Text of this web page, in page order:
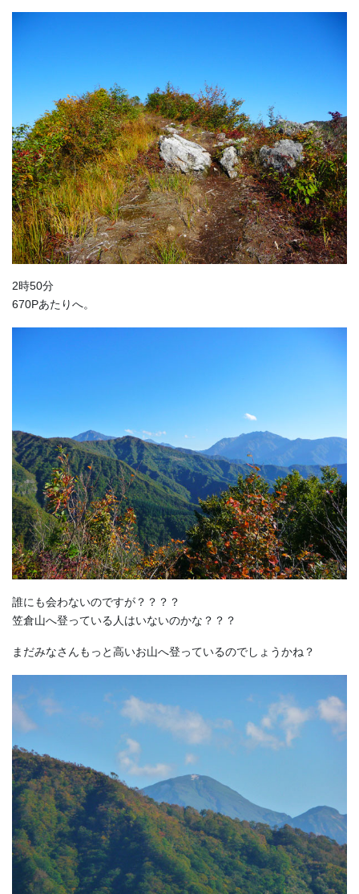
2時50分
670Pあたりへ。
誰にも会わないのですが？？？？
笠倉山へ登っている人はいないのかな？？？
まだみなさんもっと高いお山へ登っているのでしょうかね？